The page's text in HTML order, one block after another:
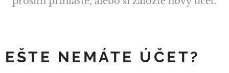
EŠTE NEMÁTE ÚČET?